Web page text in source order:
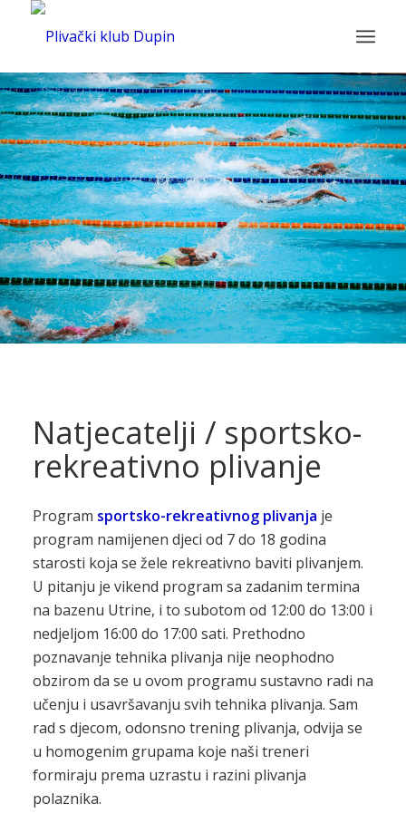
Natjecatelji / sportsko-
rekreativno plivanje
Program sportsko-rekreativnog plivanja je
program namijenen djeci od 7 do 18 godina
starosti koja se žele rekreativno baviti plivanjem.
U pitanju je vikend program sa zadanim termina
na bazenu Utrine, i to subotom od 12:00 do 13:00 i
nedjeljom 16:00 do 17:00 sati. Prethodno
poznavanje tehnika plivanja nije neophodno
obzirom da se u ovom programu sustavno radi na
učenju i usavršavanju svih tehnika plivanja. Sam
rad s djecom, odonsno trening plivanja, odvija se
u homogenim grupama koje naši treneri
formiraju prema uzrastu i razini plivanja
polaznika.